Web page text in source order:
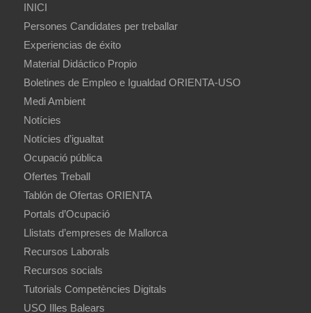
INICI
Persones Candidates per treballar
Experiencias de éxito
Material Didáctico Propio
Boletines de Empleo e Igualdad ORIENTA-USO
Medi Ambient
Notícies
Notícies d’igualtat
Ocupació pública
Ofertes Treball
Tablón de Ofertas ORIENTA
Portals d’Ocupació
Llistats d’empreses de Mallorca
Recursos Laborals
Recursos socials
Tutorials Competències Digitals
USO Illes Balears